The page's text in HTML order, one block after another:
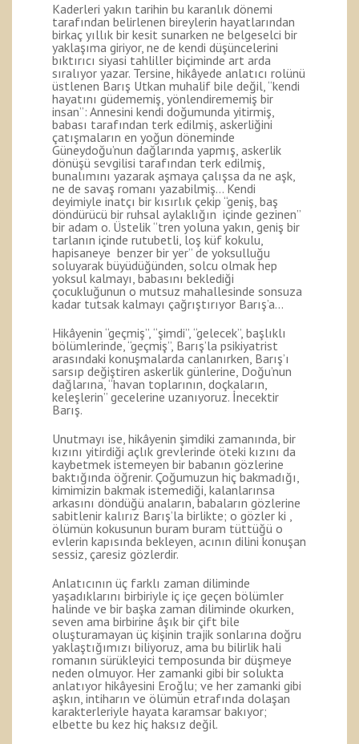
Kaderleri yakın tarihin bu karanlık dönemi
tarafından belirlenen bireylerin hayatlarından
birkaç yıllık bir kesit sunarken ne belgeselci bir
yaklaşıma giriyor, ne de kendi düşüncelerini
bıktırıcı siyasi tahliller biçiminde art arda
sıralıyor yazar. Tersine, hikâyede anlatıcı rolünü
üstlenen Barış Utkan muhalif bile değil, “kendi
hayatını güdememiş, yönlendirememiş bir
insan”: Annesini kendi doğumunda yitirmiş,
babası tarafından terk edilmiş, askerliğini
çatışmaların en yoğun döneminde
Güneydoğu’nun dağlarında yapmış, askerlik
dönüşü sevgilisi tarafından terk edilmiş,
bunalımını yazarak aşmaya çalışsa da ne aşk,
ne de savaş romanı yazabilmiş… Kendi
deyimiyle inatçı bir kısırlık çekip “geniş, baş
döndürücü bir ruhsal aylaklığın içinde gezinen”
bir adam o. Üstelik “tren yoluna yakın, geniş bir
tarlanın içinde rutubetli, loş küf kokulu,
hapisaneye benzer bir yer” de yoksulluğu
soluyarak büyüdüğünden, solcu olmak hep
yoksul kalmayı, babasını beklediği
çocukluğunun o mutsuz mahallesinde sonsuza
kadar tutsak kalmayı çağrıştırıyor Barış’a…
Hikâyenin “geçmiş”, “şimdi”, “gelecek”, başlıklı
bölümlerinde, “geçmiş”, Barış’la psikiyatrist
arasındaki konuşmalarda canlanırken, Barış’ı
sarsıp değiştiren askerlik günlerine, Doğu’nun
dağlarına, “havan toplarının, doçkaların,
keleşlerin” gecelerine uzanıyoruz. İnecektir
Barış.
Unutmayı ise, hikâyenin şimdiki zamanında, bir
kızını yitirdiği açlık grevlerinde öteki kızını da
kaybetmek istemeyen bir babanın gözlerine
baktığında öğrenir. Çoğumuzun hiç bakmadığı,
kimimizin bakmak istemediği, kalanlarınsa
arkasını döndüğü anaların, babaların gözlerine
sabitlenir kalırız Barış’la birlikte; o gözler ki ,
ölümün kokusunun buram buram tüttüğü o
evlerin kapısında bekleyen, acının dilini konuşan
sessiz, çaresiz gözlerdir.
Anlatıcının üç farklı zaman diliminde
yaşadıklarını birbiriyle iç içe geçen bölümler
halinde ve bir başka zaman diliminde okurken,
seven ama birbirine âşık bir çift bile
oluşturamayan üç kişinin trajik sonlarına doğru
yaklaştığımızı biliyoruz, ama bu bilirlik hali
romanın sürükleyici temposunda bir düşmeye
neden olmuyor. Her zamanki gibi bir solukta
anlatıyor hikâyesini Eroğlu; ve her zamanki gibi
aşkın, intiharın ve ölümün etrafında dolaşan
karakterleriyle hayata karamsar bakıyor;
elbette bu kez hiç haksız değil.